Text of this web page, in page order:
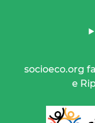
socioeco.org
e